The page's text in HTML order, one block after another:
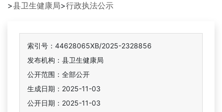
>县卫生健康局>行政执法公示
索引号：44628065XB/2025-2328856
发布机构：县卫生健康局
公开范围：全部公开
生成日期：2025-11-03
公开日期：2025-11-03